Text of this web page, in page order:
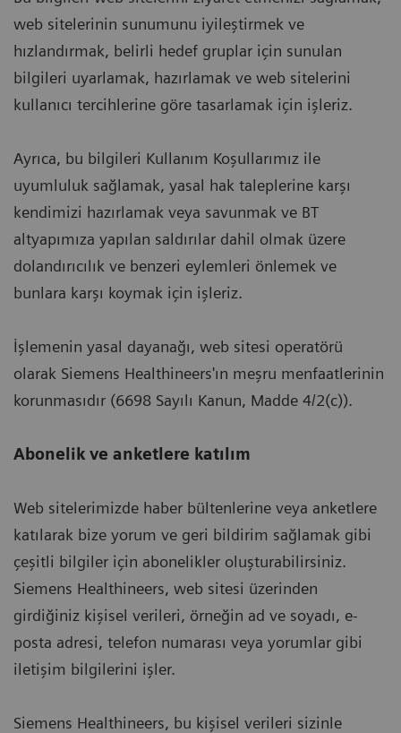
web sitelerinin sunumunu iyileştirmek ve
hızlandırmak, belirli hedef gruplar için sunulan
bilgileri uyarlamak, hazırlamak ve web sitelerini
kullanıcı tercihlerine göre tasarlamak için işleriz.
Ayrıca, bu bilgileri Kullanım Koşullarımız ile
uyumluluk sağlamak, yasal hak taleplerine karşı
kendimizi hazırlamak veya savunmak ve BT
altyapımıza yapılan saldırılar dahil olmak üzere
dolandırıcılık ve benzeri eylemleri önlemek ve
bunlara karşı koymak için işleriz.
İşlemenin yasal dayanağı, web sitesi operatörü
olarak Siemens Healthineers'ın meşru menfaatlerinin
korunmasıdır (6698 Sayılı Kanun, Madde 4/2(c)).
Abonelik ve anketlere katılım
Web sitelerimizde haber bültenlerine veya anketlere
katılarak bize yorum ve geri bildirim sağlamak gibi
çeşitli bilgiler için abonelikler oluşturabilirsiniz.
Siemens Healthineers, web sitesi üzerinden
girdiğiniz kişisel verileri, örneğin ad ve soyadı, e-
posta adresi, telefon numarası veya yorumlar gibi
iletişim bilgilerini işler.
Siemens Healthineers, bu kişisel verileri sizinle